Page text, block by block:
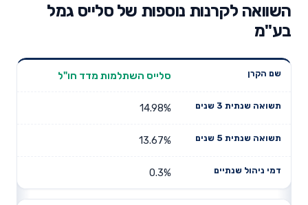
השוואה לקרנות נוספות של סלייס גמל
בע"מ
שנים
תשואה
סלייס השתלמות מדד חו"ל
14.98%
13.67%
0.3%